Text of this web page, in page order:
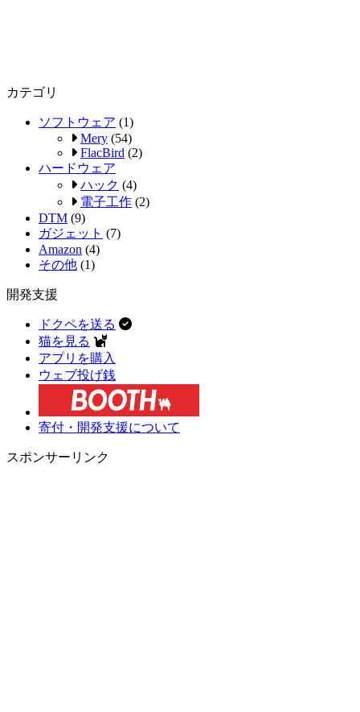
カテゴリ
ソフトウェア (1)
Mery (54)
FlacBird (2)
ハードウェア
ハック (4)
電子工作 (2)
DTM (9)
ガジェット (7)
Amazon (4)
その他 (1)
開発支援
ドクペを送る
猫を見る
アプリを購入
ウェブ投げ銭
寄付・開発支援について
スポンサーリンク